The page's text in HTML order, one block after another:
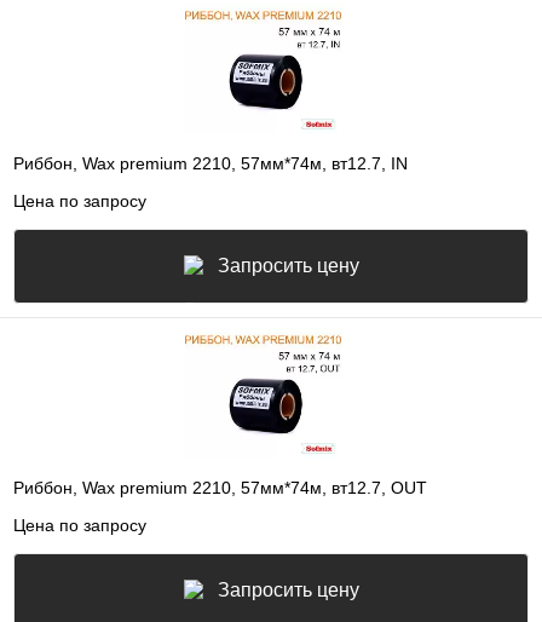
Риббон, Wax premium 2210, 57мм*74м, вт12.7, IN
Цена по запросу
Запросить цену
Риббон, Wax premium 2210, 57мм*74м, вт12.7, OUT
Цена по запросу
Запросить цену